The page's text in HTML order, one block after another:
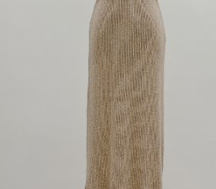
定代理人或監護人之同意方可使用
有任何疑問，或欲行使相關法律權利，請聯
不同意我們將上開所示之個人資料，連同必
，或讓 AFTEE 蒐集處理利用您的個人資